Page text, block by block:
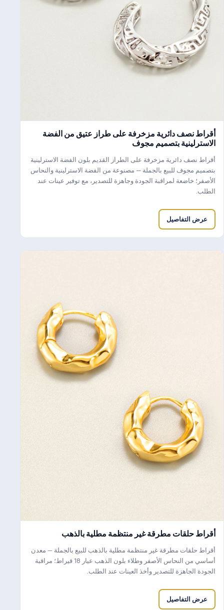
أقراط نصف دائرية مزخرفة على طراز عتيق من الفضة
الاسترلينية بتصميم مجوف
أقراط نصف دائرية مزخرفة على الطراز القديم بلون الفضة الاسترلينية
بتصميم مجوف للبيع بالجملة — مصنوعة من الفضة الاسترلينية والنحاس
الأصفر؛ خاضعة لمراقبة الجودة وجاهزة للتصدير، مع توفير عينات عند
الطلب.
عرض التفاصيل
أقراط حلقات مطرقة غير منتظمة مطلية بالذهب
أقراط حلقات مطرقة غير منتظمة مطلية بالذهب للبيع بالجملة — معدن
أساسي من النحاس الأصفر وطلاء بلون الذهب عيار 18 قيراط؛ مراقبة
الجودة الجاهزة للتصدير وأخذ العينات عند الطلب.
عرض التفاصيل